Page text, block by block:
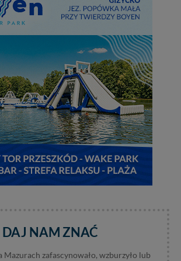
DAJ NAM ZNAĆ
Mazurach zafascynowało, wzburzyło lub
kontaktowego, przekazanie danych
usług typu: nocleg, czartery,
Serwisu
Twoich danych jest: Agencja
Monika Borkowska, z siedzibą ul.
500 Giżycko. Możesz z nami
za pośrednictwem tejstrony.
możesz: zażądać dostępu do swoich
ich poprawienia lub usunięcia,
Pamiętaj jednak, że nie
techniczne zrealizowanie Twoich
do informacji zawartych w plikach
przeglądarka umożliwia Ci skasowanie